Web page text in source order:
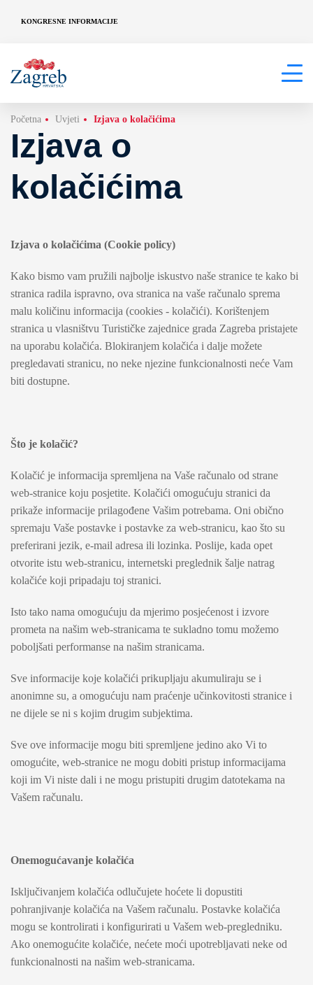
KONGRESNE INFORMACIJE
Početna Uvjeti Izjava o kolačićima
Izjava o
kolačićima
Izjava o kolačićima (Cookie policy)
Kako bismo vam pružili najbolje iskustvo naše stranice te kako bi
stranica radila ispravno, ova stranica na vaše računalo sprema
malu količinu informacija (cookies - kolačići). Korištenjem
stranica u vlasništvu Turističke zajednice grada Zagreba pristajete
na uporabu kolačića. Blokiranjem kolačića i dalje možete
pregledavati stranicu, no neke njezine funkcionalnosti neće Vam
biti dostupne.
Što je kolačić?
Kolačić je informacija spremljena na Vaše računalo od strane
web-stranice koju posjetite. Kolačići omogućuju stranici da
prikaže informacije prilagođene Vašim potrebama. Oni obično
spremaju Vaše postavke i postavke za web-stranicu, kao što su
preferirani jezik, e-mail adresa ili lozinka. Poslije, kada opet
otvorite istu web-stranicu, internetski preglednik šalje natrag
kolačiće koji pripadaju toj stranici.
Isto tako nama omogućuju da mjerimo posjećenost i izvore
prometa na našim web-stranicama te sukladno tomu možemo
poboljšati performanse na našim stranicama.
Sve informacije koje kolačići prikupljaju akumuliraju se i
anonimne su, a omogućuju nam praćenje učinkovitosti stranice i
ne dijele se ni s kojim drugim subjektima.
Sve ove informacije mogu biti spremljene jedino ako Vi to
omogućite, web-stranice ne mogu dobiti pristup informacijama
koji im Vi niste dali i ne mogu pristupiti drugim datotekama na
Vašem računalu.
Onemogućavanje kolačića
Isključivanjem kolačića odlučujete hoćete li dopustiti
pohranjivanje kolačića na Vašem računalu. Postavke kolačića
mogu se kontrolirati i konfigurirati u Vašem web-pregledniku.
Ako onemogućite kolačiće, nećete moći upotrebljavati neke od
funkcionalnosti na našim web-stranicama.